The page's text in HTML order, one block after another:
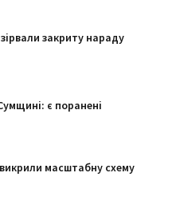
закриту нараду
є поранені
масштабну схему